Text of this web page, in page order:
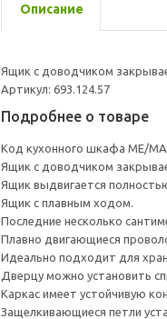
Описание
Ящик с доводчиком
Артикул: 693.124.57
Подробнее о товаре
Код кухонного шкафа ME/MA
Ящик с доводчиком
Ящик выдвигается
Ящик с плавным ходом.
Последние несколько
Плавно двигающиеся
Идеально подходит для
Дверцу можно установить
Каркас имеет устойчивую
Защелкивающиеся петли